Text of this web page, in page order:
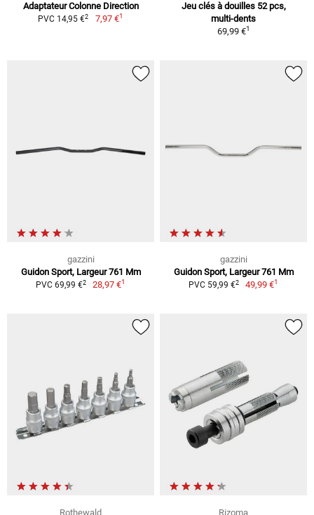
Adaptateur Colonne Direction
PVC 14,95 €2 7,97 €1
Jeu clés à douilles 52 pcs,
multi-dents
69,99 €1
gazzini
Guidon Sport, Largeur 761 Mm
PVC 69,99 €2 28,97 €1
gazzini
Guidon Sport, Largeur 761 Mm
PVC 59,99 €2 49,99 €1
Rothewald
Rizoma